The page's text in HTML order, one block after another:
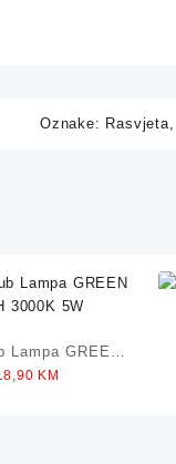
Oznake: Rasvjeta
Lampa GREEN
3000K 5W
KM